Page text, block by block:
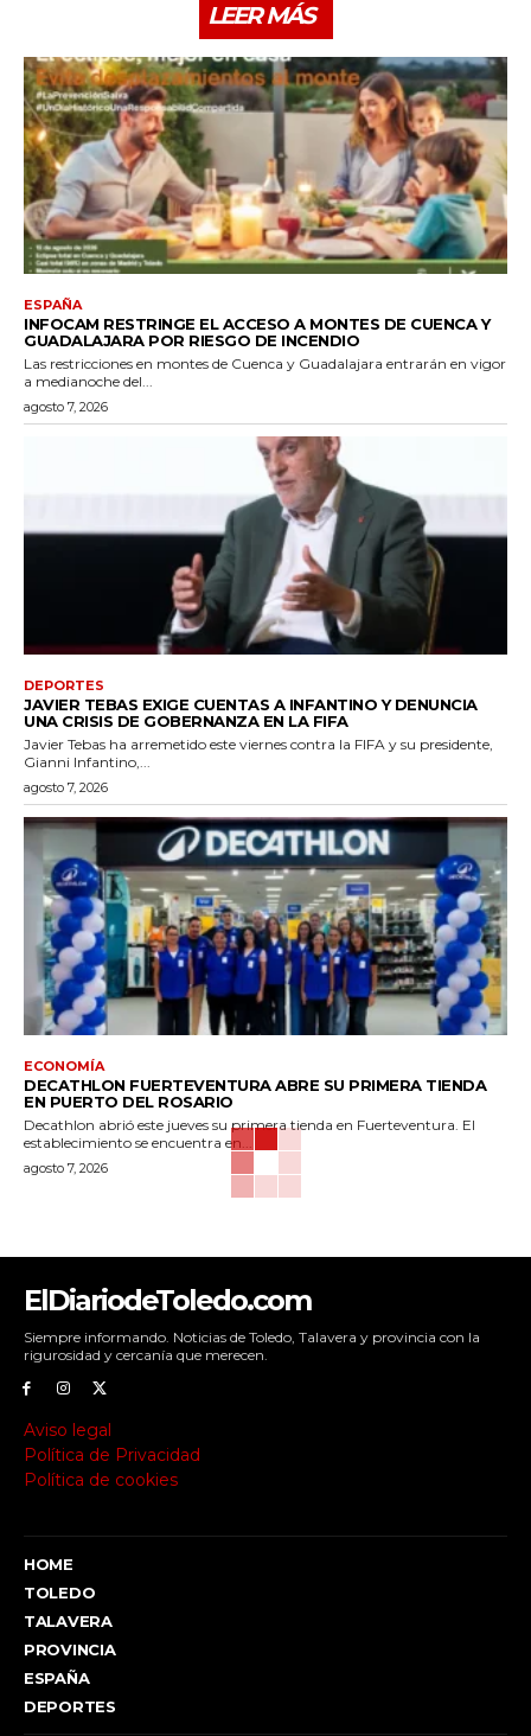
LEER MÁS
ESPAÑA
INFOCAM RESTRINGE EL ACCESO A MONTES DE CUENCA Y
GUADALAJARA POR RIESGO DE INCENDIO
Las restricciones en montes de Cuenca y Guadalajara entrarán en vigor
a medianoche del...
agosto 7, 2026
DEPORTES
JAVIER TEBAS EXIGE CUENTAS A INFANTINO Y DENUNCIA
UNA CRISIS DE GOBERNANZA EN LA FIFA
Javier Tebas ha arremetido este viernes contra la FIFA y su presidente,
Gianni Infantino,...
agosto 7, 2026
ECONOMÍA
DECATHLON FUERTEVENTURA ABRE SU PRIMERA TIENDA
EN PUERTO DEL ROSARIO
Decathlon abrió este jueves su primera tienda en Fuerteventura. El
establecimiento se encuentra en...
agosto 7, 2026
ElDiariodeToledo.com
Siempre informando. Noticias de Toledo, Talavera y provincia con la
rigurosidad y cercanía que merecen.
Aviso legal
Política de Privacidad
Política de cookies
HOME
TOLEDO
TALAVERA
PROVINCIA
ESPAÑA
DEPORTES